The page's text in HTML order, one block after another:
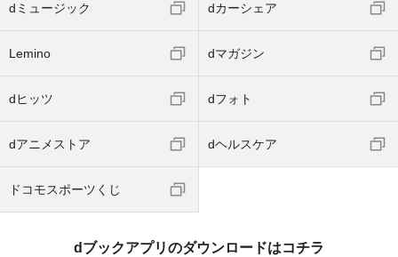
dミュージック dカーシェア
Lemino dマガジン
dヒッツ dフォト
dアニメストア dヘルスケア
ドコモスポーツくじ
dブックアプリのダウンロードはコチラ